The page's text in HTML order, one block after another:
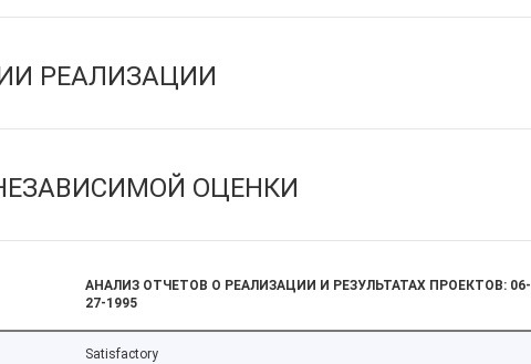
РЕАЛИЗАЦИИ
ОЦЕНКИ
АНАЛИЗ ОТЧЕТОВ О РЕАЛИЗАЦИИ И РЕЗУЛЬТАТАХ ПРОЕКТОВ: 06-
27-1995
Satisfactory